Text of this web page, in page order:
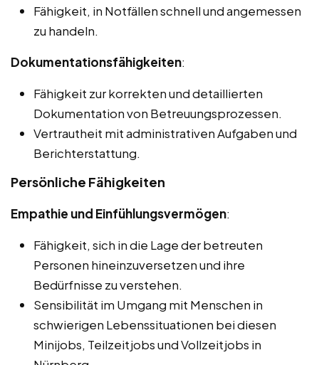
Fähigkeit, in Notfällen schnell und angemessen
zu handeln.
Dokumentationsfähigkeiten:
Fähigkeit zur korrekten und detaillierten
Dokumentation von Betreuungsprozessen.
Vertrautheit mit administrativen Aufgaben und
Berichterstattung.
Persönliche Fähigkeiten
Empathie und Einfühlungsvermögen:
Fähigkeit, sich in die Lage der betreuten
Personen hineinzuversetzen und ihre
Bedürfnisse zu verstehen.
Sensibilität im Umgang mit Menschen in
schwierigen Lebenssituationen bei diesen
Minijobs, Teilzeitjobs und Vollzeitjobs in